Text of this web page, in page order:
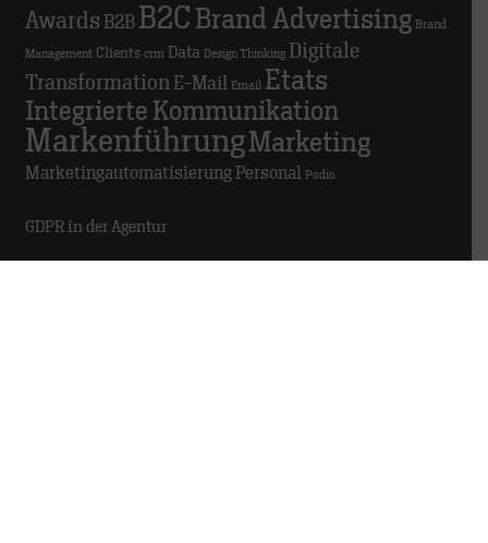
Awards B2B B2C Brand Advertising Brand
Management Clients crm Data Design Thinking Digitale
Transformation E-Mail Email Etats
Integrierte Kommunikation
MarkenführungMarketing
Marketingautomatisierung Personal Podio
GDPR in der Agentur